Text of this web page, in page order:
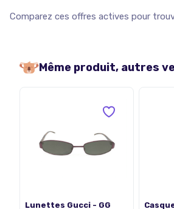
Comparez ces offres actives pour
Même produit, autres
Lunettes Gucci - GG